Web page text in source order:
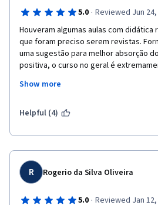
5.0 · Reviewed Jun
Houveram algumas aulas com didática
que foram preciso serem revistas.
uma sugestão para melhor absorção
positiva, o curso no geral é
Show more
Helpful (4)
R Rogerio da Silva Oliveira
5.0 · Reviewed Jan